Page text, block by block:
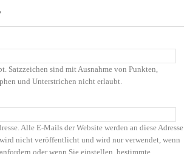
Satzzeichen sind mit Ausnahme von Punkten,
und Unterstrichen nicht erlaubt.
Alle E-Mails der Website werden an diese Adresse
nicht veröffentlicht und wird nur verwendet, wenn